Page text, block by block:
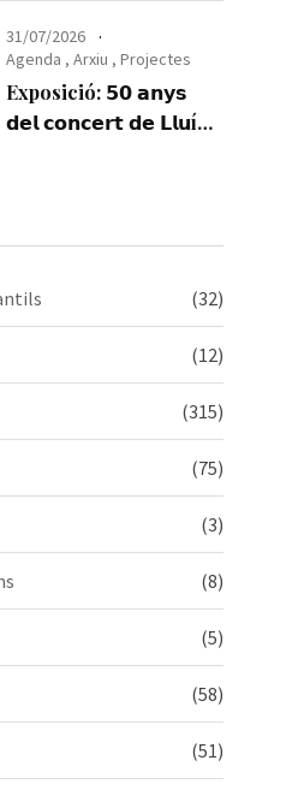
31/07/2026
Agenda , Arxiu , Projectes
Exposició: 𝟱𝟬 𝗮𝗻𝘆𝘀
𝗱𝗲𝗹 𝗰𝗼𝗻𝗰𝗲𝗿𝘁 𝗱𝗲 𝗟𝗹𝘂í𝘀
la, us esperem!
(32)
(12)
(315)
(75)
(3)
(8)
(5)
(58)
(51)